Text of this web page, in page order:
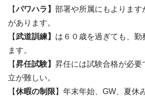
【パワハラ】 部署や所属にもよります
があります。
【武道訓練】 は６０歳を過ぎても、
ます。
【昇任試験】 昇任には試験合格が必要
立が難しい。
【休暇の制限 】年末年始、GW、夏休